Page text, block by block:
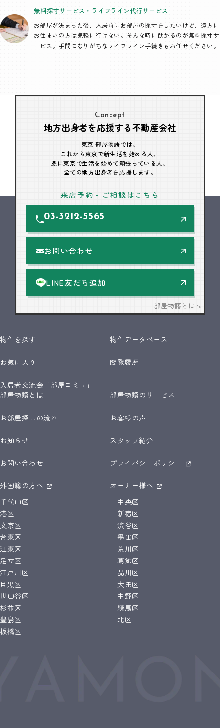
無料採寸サービス・ ライフライン代行サービス
お部屋が決まった後、入居前にお部屋の採寸をしたいけど、遠方に
お住まいの方は気軽に行けない。そんな時に助かるのが無料採寸サ
ービス。手間になりがちなライフライン手続きもお任せください。
Concept
地方出身者を応援する不動産会社
東京 部屋物語では、
これから東京で新生活を始める人、
既に東京で生活を始めて頑張っている人、
全ての地方出身者を応援します。
来店予約・ご相談はこちら
03-3212-5565
お問い合わせ
LINE友だち追加
部屋物語とは >
物件を探す 物件データベース
お気に入り 閲覧履歴
入居者交流会「部屋コミュ」
部屋物語とは
部屋物語のサービス
お部屋探しの流れ お客様の声
お知らせ スタッフ紹介
お問い合わせ プライバシーポリシー
外国籍の方へ
オーナー様へ
千代田区
中央区
港区
新宿区
文京区
渋谷区
台東区
墨田区
江東区
荒川区
足立区
葛飾区
江戸川区
品川区
目黒区
大田区
世田谷区
中野区
杉並区
練馬区
豊島区
北区
板橋区